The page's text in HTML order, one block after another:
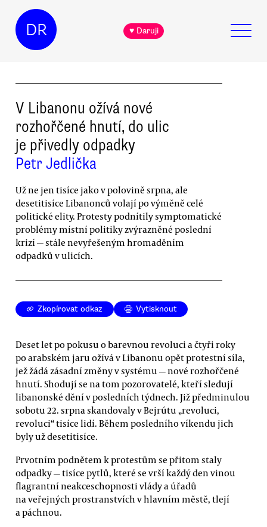
DR ♥ Daruji
V Libanonu ožívá nové
rozhořčené hnutí, do ulic
je přivedly odpadky
Petr Jedlička
Už ne jen tisíce jako v polovině srpna, ale
desetitisíce Libanonců volají po výměně celé
politické elity. Protesty podnítily symptomatické
problémy místní politiky zvýrazněné poslední
krizí — stále nevyřešeným hromaděním
odpadků v ulicích.
Zkopírovat odkaz Vytisknout
Deset let po pokusu o barevnou revoluci a čtyři roky
po arabském jaru ožívá v Libanonu opět protestní síla,
jež žádá zásadní změny v systému — nové rozhořčené
hnutí. Shodují se na tom pozorovatelé, kteří sledují
libanonské dění v posledních týdnech. Již předminulou
sobotu 22. srpna skandovaly v Bejrútu „revoluci,
revoluci“ tisíce lidí. Během posledního víkendu jich
byly už desetitisíce.
Prvotním podnětem k protestům se přitom staly
odpadky — tisíce pytlů, které se vrší každý den vinou
flagrantní neakceschopnosti vlády a úřadů
na veřejných prostranstvích v hlavním městě, tlejí
a páchnou.